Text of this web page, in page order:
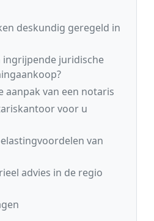
deskundig geregeld in
ingrijpende juridische
aanpak van een notaris
voor u
van
advies in de regio